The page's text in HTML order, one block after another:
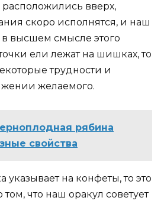
вверх,
скоро исполнятся, и наш
в высшем смысле этого
ели лежат на шишках, то
трудности и
желаемого.
рябина
свойства
указывает на конфеты, то это
том, что наш оракул советует